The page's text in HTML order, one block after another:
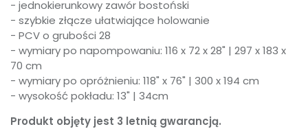
- jednokierunkowy zawór bostoński
- szybkie złącze ułatwiające holowanie
- PCV o grubości 28
- wymiary po napompowaniu: 116 x 72 x 28" | 297 x 183 x
70 cm
- wymiary po opróżnieniu: 118" x 76" | 300 x 194 cm
- wysokość pokładu: 13" | 34cm
Produkt objęty jest 3 letnią gwarancją.